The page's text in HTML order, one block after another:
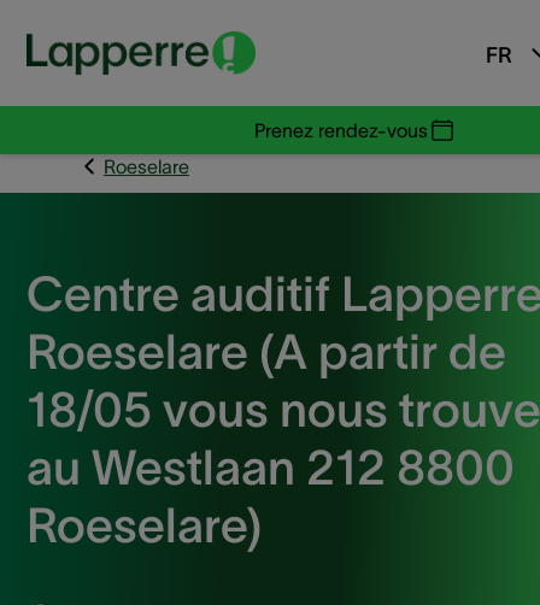
FR
Prenez rendez-vous
Roeselare
Centre auditif
Roeselare (A partir de
18/05 vous nous
au Westlaan 212 8800
Roeselare)